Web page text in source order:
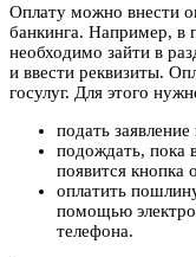
Оплату можно внести
банкинга. Например, в
необходимо зайти в
и ввести реквизиты.
госулуг. Для этого
подать
подождать, пока
появится кнопка
оплатить
помощью
телефона.